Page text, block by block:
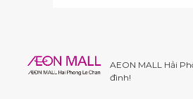
AEON MALL Hải
đình!